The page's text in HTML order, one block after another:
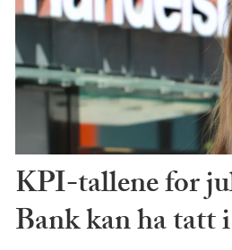
KPI-tallene for
Bank kan ha tatt